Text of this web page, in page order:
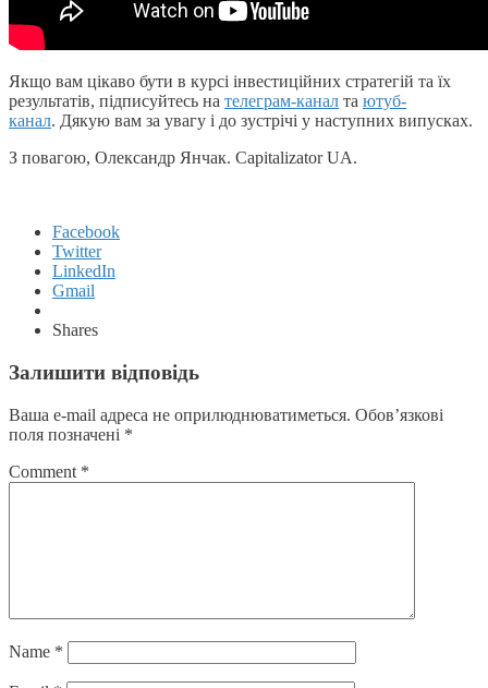
Якщо вам цікаво бути в курсі інвестиційних стратегій та їх
результатів, підписуйтесь на телеграм-канал та ютуб-
канал. Дякую вам за увагу і до зустрічі у наступних випусках.
З повагою, Олександр Янчак. Capitalizator UA.
Facebook
Twitter
LinkedIn
Gmail
Shares
Залишити відповідь
Ваша e-mail адреса не оприлюднюватиметься. Обов’язкові
поля позначені *
Comment *
Name *